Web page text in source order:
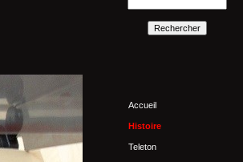
Accueil
Histoire
Teleton